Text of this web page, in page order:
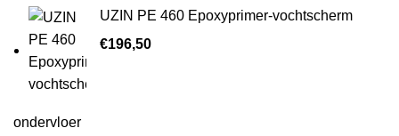
UZIN PE 460 Epoxyprimer-vochtscherm
€196,50
ondervloer